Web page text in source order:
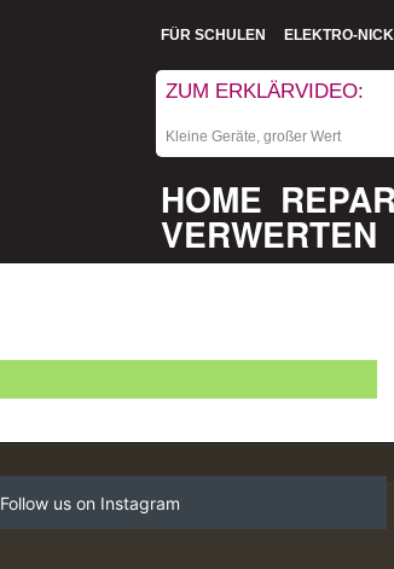
FÜR SCHULEN ELEKTRO-NICK
ZUM ERKLÄRVIDEO:
Kleine Geräte, großer Wert
HOME
VERWERTEN
Follow us on Instagram